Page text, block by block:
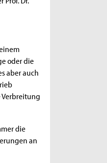
oder die
aber auch
die
an